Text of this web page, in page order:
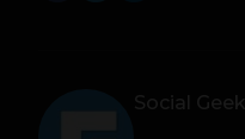
Social Geek